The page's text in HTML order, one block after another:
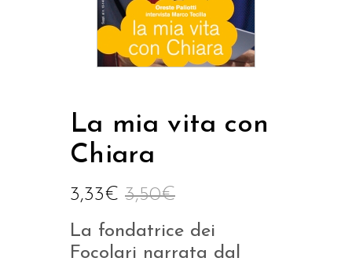
La mia vita con
Chiara
3,50€
3,33€
La fondatrice dei
Focolari narrata dal